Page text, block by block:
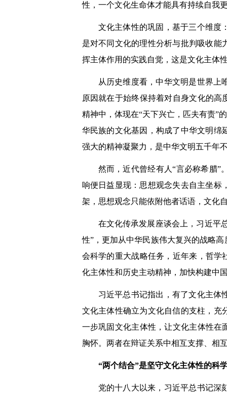
性，一个文化生命体才能具有持续自我
文化主体性的巩固，基于三个维度
是对不同文化的理性分析与批判吸收
挥主体作用的实践自觉，这是文化主体
从历史维度看，中华文明是世界上
原因就在于始终保持着对自身文化的
精神中，体现在“天下兴亡，匹夫有责”
华民族的文化基因，构成了中华文明绵
强大的精神凝聚力，是中华文明五千年
然而，近代曾经有人“言必称希腊”
响便日益显现：思想观念失去自主坐
架，思想观念只能依附他者话语，文化
在文化传承发展座谈会上，习近平
性”，更加从中华民族伟大复兴的战略
会科学的重大战略任务，近年来，哲学
化主体性和历史主动精神，加快构建中
习近平总书记指出，有了文化主体
文化主体性确立为文化自信的支柱，充
一步巩固文化主体性，让文化主体性在
胸怀。两者在辩证关系中相互支撑、相
“两个结合”是坚守文化主体性的科
党的十八大以来，习近平总书记深